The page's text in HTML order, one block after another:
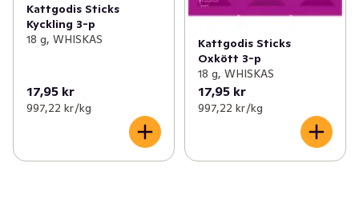
Kattgodis Sticks
Kyckling 3-p
18 g, WHISKAS
17,95 kr
997,22 kr /kg
Kattgodis Sticks
Oxkött 3-p
18 g, WHISKAS
17,95 kr
997,22 kr /kg